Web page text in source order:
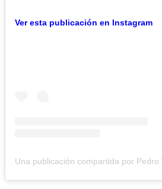
Ver esta publicación en Instagram